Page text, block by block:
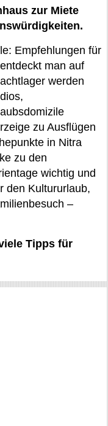
zur Miete
Empfehlungen für
man auf
werden
zu Ausflügen
in Nitra
zu den
wichtig und
den Kultururlaub,
–
Tipps für